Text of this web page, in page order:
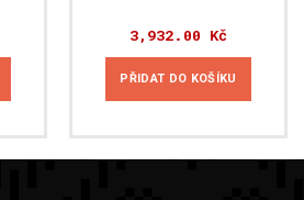
3,932.00 Kč
PŘIDAT DO KOŠÍKU